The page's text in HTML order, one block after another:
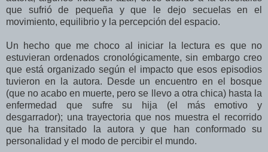
que sufrió de pequeña y que le dejo secuelas en el
movimiento, equilibrio y la percepción del espacio.
Un hecho que me choco al iniciar la lectura es que no
estuvieran ordenados cronológicamente, sin embargo creo
que está organizado según el impacto que esos episodios
tuvieron en la autora. Desde un encuentro en el bosque
(que no acabo en muerte, pero se llevo a otra chica) hasta la
enfermedad que sufre su hija (el más emotivo y
desgarrador); una trayectoria que nos muestra el recorrido
que ha transitado la autora y que han conformado su
personalidad y el modo de percibir el mundo.